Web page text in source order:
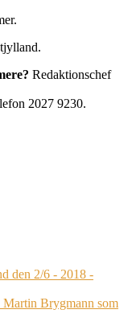
Redaktionschef
2027 9230.
den 2/6 - 2018 -
Brygmann som